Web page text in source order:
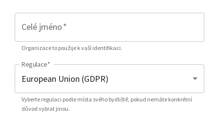
Celé jméno*
Organizace to použije k vaší identifikaci.
Regulace*
Vyberte regulaci podle místa svého bydliště, pokud nemáte konkrétní
důvod vybrat jinou.